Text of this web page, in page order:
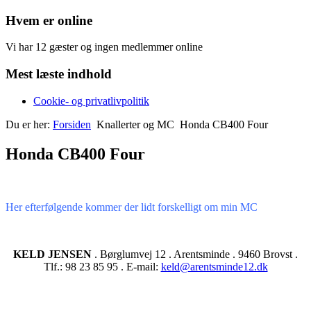
Hvem er online
Vi har 12 gæster og ingen medlemmer online
Mest læste indhold
Cookie- og privatlivpolitik
Du er her: Forsiden Knallerter og MC Honda CB400 Four
Honda CB400 Four
Her efterfølgende kommer der lidt forskelligt om min MC
KELD JENSEN . Børglumvej 12 . Arentsminde . 9460 Brovst .
Tlf.: 98 23 85 95 . E-mail: keld@arentsminde12.dk